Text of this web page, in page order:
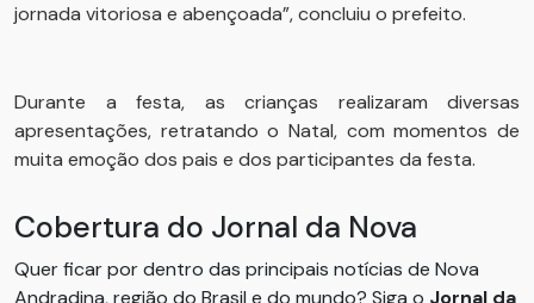
jornada vitoriosa e abençoada”, concluiu o prefeito.
Durante a festa, as crianças realizaram diversas
apresentações, retratando o Natal, com momentos de
muita emoção dos pais e dos participantes da festa.
Cobertura do Jornal da Nova
Quer ficar por dentro das principais notícias de Nova
Andradina, região do Brasil e do mundo? Siga o Jornal da